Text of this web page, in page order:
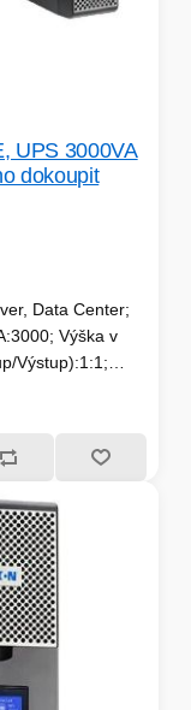
UPS 3000VA
dokoupit
Data Center;
Výška v
Výstup):1:1;
13, IEC 19